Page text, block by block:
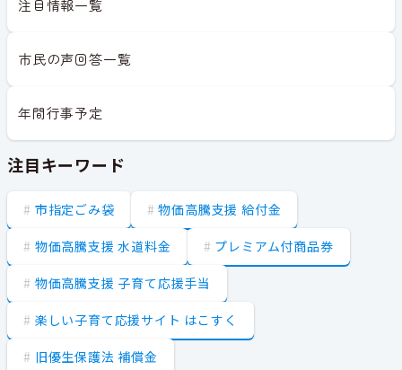
注目情報一覧
市民の声回答一覧
年間行事予定
注目キーワード
市指定ごみ袋 物価高騰支援 給付金
物価高騰支援 水道料金 プレミアム付商品券
物価高騰支援 子育て応援手当
楽しい子育て応援サイト はこすく
旧優生保護法 補償金